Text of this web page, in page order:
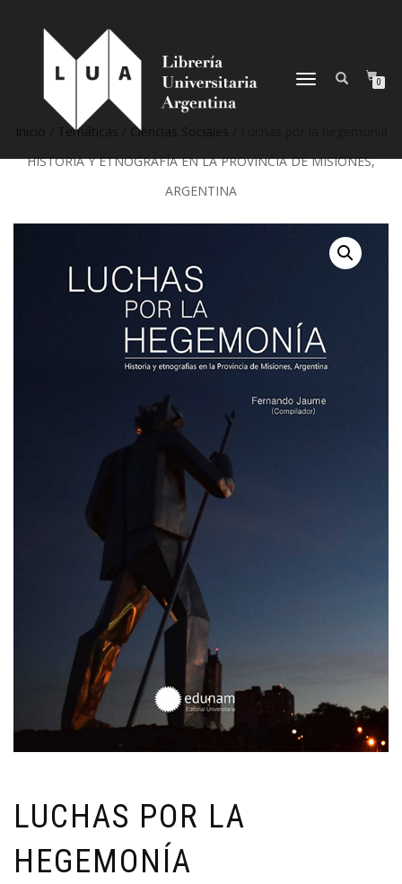
NAVEGACIÓN
0
Temáticas Ciencias Sociales
HISTORIA Y ETNOGRAFÍA EN LA PROVINCIA DE MISIONES,
ARGENTINA
LUCHAS POR LA
HEGEMONÍA